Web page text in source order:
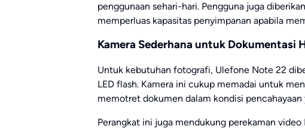
penggunaan sehari-hari. Pengguna juga
memperluas kapasitas penyimpanan apabila
Kamera Sederhana untuk Dokumentasi
Untuk kebutuhan fotografi, Ulefone Note 22
LED flash. Kamera ini cukup memadai untuk
memotret dokumen dalam kondisi pencahayaan
Perangkat ini juga mendukung perekaman